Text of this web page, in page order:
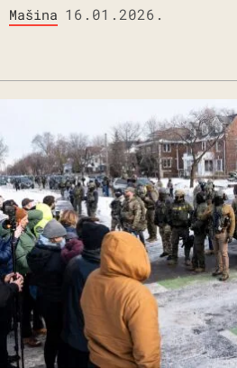
Mašina 16.01.2026.